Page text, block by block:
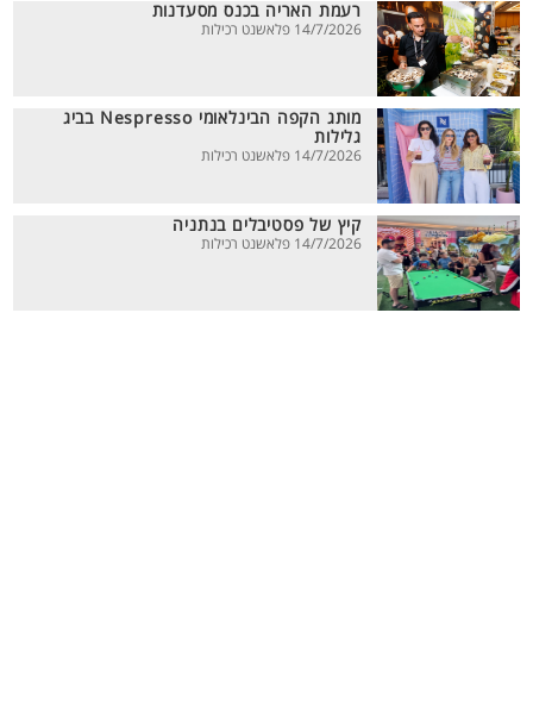
רעמת האריה בכנס מסעדנות
14/7/2026 פלאשנט רכילות
מותג הקפה הבינלאומי Nespresso בביג
גלילות
14/7/2026 פלאשנט רכילות
קיץ של פסטיבלים בנתניה
14/7/2026 פלאשנט רכילות